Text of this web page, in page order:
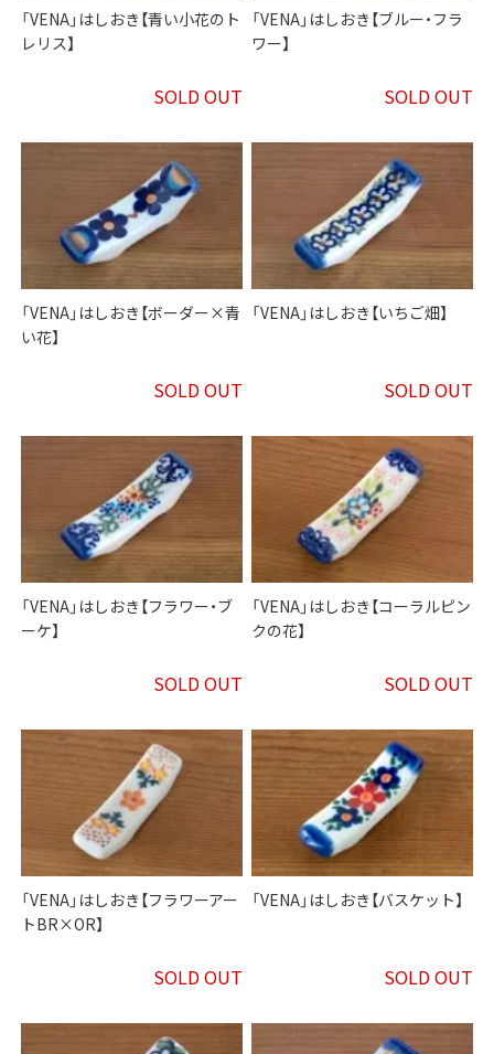
「VENA」はしおき【青い小花のト
レリス】
SOLD OUT
「VENA」はしおき【ブルー・フラ
ワー】
SOLD OUT
「VENA」はしおき【ボーダー×青
い花】
SOLD OUT
「VENA」はしおき【いちご畑】
SOLD OUT
「VENA」はしおき【フラワー・ブ
ーケ】
SOLD OUT
「VENA」はしおき【コーラルピン
クの花】
SOLD OUT
「VENA」はしおき【フラワーアー
トBR×OR】
SOLD OUT
「VENA」はしおき【バスケット】
SOLD OUT